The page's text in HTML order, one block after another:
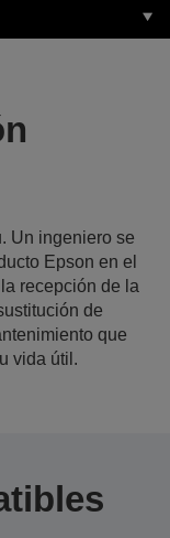
Un ingeniero se
Epson en el
recepción de la
de
que
vida útil.